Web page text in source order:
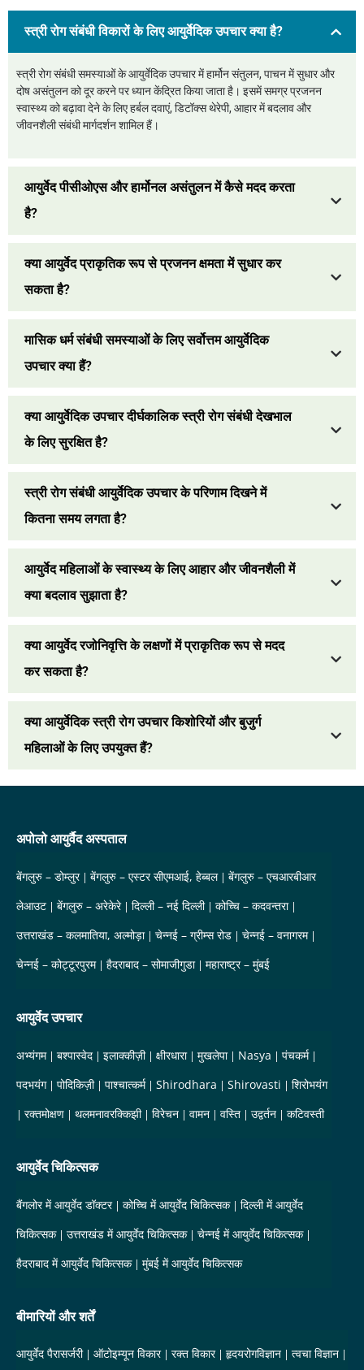
स्त्री रोग संबंधी विकारों के लिए आयुर्वेदिक उपचार क्या है?
स्त्री रोग संबंधी समस्याओं के आयुर्वेदिक उपचार में हार्मोन संतुलन, पाचन में सुधार और
दोष असंतुलन को दूर करने पर ध्यान केंद्रित किया जाता है। इसमें समग्र प्रजनन
स्वास्थ्य को बढ़ावा देने के लिए हर्बल दवाएं, डिटॉक्स थेरेपी, आहार में बदलाव और
जीवनशैली संबंधी मार्गदर्शन शामिल हैं।
आयुर्वेद पीसीओएस और हार्मोनल असंतुलन में कैसे मदद करता
है?
क्या आयुर्वेद प्राकृतिक रूप से प्रजनन क्षमता में सुधार कर
सकता है?
मासिक धर्म संबंधी समस्याओं के लिए सर्वोत्तम आयुर्वेदिक
उपचार क्या हैं?
क्या आयुर्वेदिक उपचार दीर्घकालिक स्त्री रोग संबंधी देखभाल
के लिए सुरक्षित है?
स्त्री रोग संबंधी आयुर्वेदिक उपचार के परिणाम दिखने में
कितना समय लगता है?
आयुर्वेद महिलाओं के स्वास्थ्य के लिए आहार और जीवनशैली में
क्या बदलाव सुझाता है?
क्या आयुर्वेद रजोनिवृत्ति के लक्षणों में प्राकृतिक रूप से मदद
कर सकता है?
क्या आयुर्वेदिक स्त्री रोग उपचार किशोरियों और बुजुर्ग
महिलाओं के लिए उपयुक्त हैं?
अपोलो आयुर्वैद अस्पताल
बेंगलुरु – डोम्लुर बेंगलुरु – एस्टर सीएमआई, हेब्बल
बेंगलुरु – एचआरबीआर
लेआउट
बेंगलुरु – अरेकेरे दिल्ली – नई दिल्ली
कोच्चि – कदवन्तरा
उत्तराखंड – कलमातिया, अल्मोड़ा
चेन्नई – ग्रीम्स रोड
चेन्नई – वनागरम
चेन्नई – कोट्टूरपुरम
हैदराबाद – सोमाजीगुडा महाराष्ट्र – मुंबई
आयुर्वेद उपचार
अभ्यंगम बश्पास्वेद इलाक्कीज़ी क्षीरधारा मुखलेपा Nasya
पंचकर्म
पदभयंग
पोदिकिज़ी पाश्चात्कर्म Shirodhara Shirovasti
शिरोभयंग
रक्तमोक्षण
थलमनावरक्किझी विरेचन वामन वस्ति उद्वर्तन कटिवस्ती
आयुर्वेद चिकित्सक
बैंगलोर में आयुर्वेद डॉक्टर कोच्चि में आयुर्वेद चिकित्सक
दिल्ली में आयुर्वेद
चिकित्सक
उत्तराखंड में आयुर्वेद चिकित्सक
चेन्नई में आयुर्वेद चिकित्सक
हैदराबाद में आयुर्वेद चिकित्सक
मुंबई में आयुर्वेद चिकित्सक
बीमारियों और शर्तें
आयुर्वेद पैरासर्जरी ऑटोइम्यून विकार रक्त विकार हृदयरोगविज्ञान
त्वचा विज्ञान